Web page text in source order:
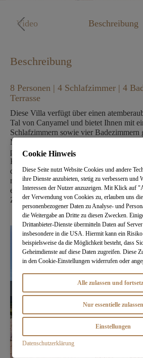
Beschreibung
Video
Beschreibung
8 Personen | 4 Schlafzimmer | 4
Terrasse
Diese Villa verfügt über einen
Tal von Canyamel und bietet Ihnen mit
Schlafzimmern sowie vier Badezimmern
Möglichkeiten zum Entspannen.
privaten Pool oder lassen Sie sich in der
Küche eine leichte Mahlzeit zubereiten.
die eleganten Marmorbäder mit Bottega
runden Ihren Aufenthalt ab. Zusätzlich
einen privaten Parkplatz, sowie einen
Zugang zu allen Dienstleistungen des
Cookie Hinweis
Diese Seite nutzt Website Cookies und andere
ihre Dienste anzubieten, stetig zu verbessern und
Interessen der Nutzer anzuzeigen. Mit Klick auf
der Verwendung von Cookies zu, erlauben uns
personenbezogener Daten zu Analyse- und
die Weitergabe an Dritte zu diesen Zwecken.
Drittanbieter-Dienste übermitteln Daten auf
insbesondere in die USA. Hiermit kann ein
beispielsweise da die Möglichkeit besteht, dass
Geheimdienste auf diese Daten zugreifen. Diese
in den Cookie-Einstellungen widerrufen oder
Alle zulassen und
Nur essentielle zulassen
Einstellungen
Datenschutzerklärung